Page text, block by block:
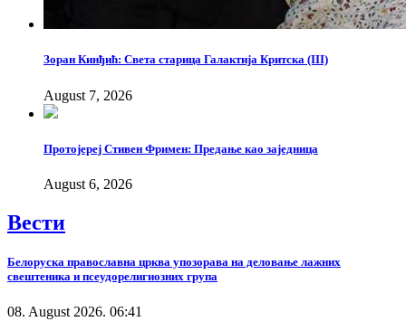
Зоран Кинђић: Света старица Галактија Критска (III)
August 7, 2026
Протојереј Стивен Фримен: Предање као заједница
August 6, 2026
Вести
Белоруска православна црква упозорава на деловање лажних
свештеника и псеудорелигиозних група
08. August 2026. 06:41